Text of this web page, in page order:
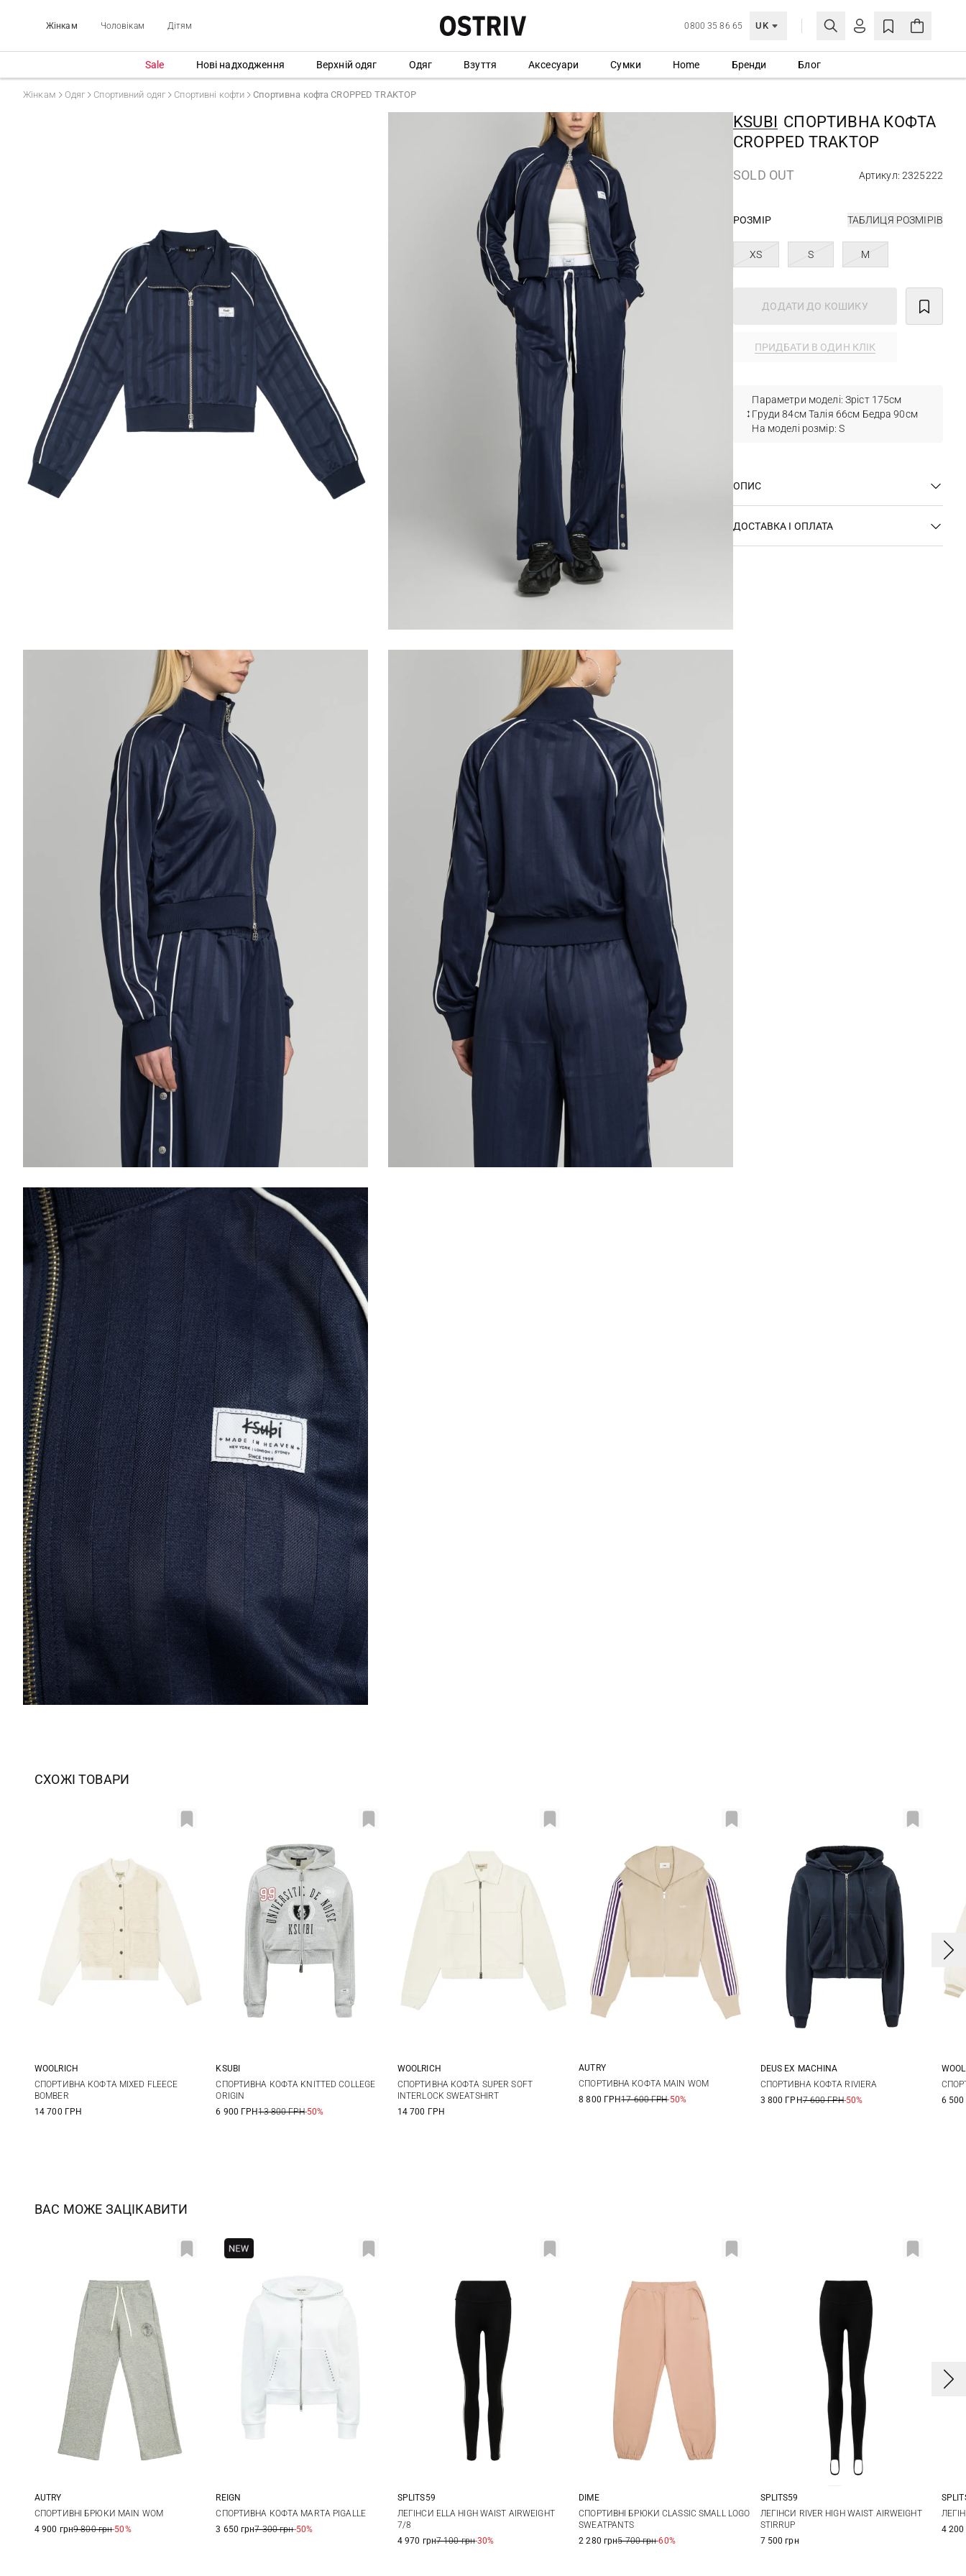
Жінкам Чоловікам Дітям 0800 35 86 65 UK
МОЯ ОБЛІКІВКА
Ще не зареєстровані?
СТВОРИТИ ОБЛІКІВКУ
Sale Нові надходження Верхній одяг Одяг Взуття Аксесуари Сумки Home Бренди Блог
Жінкам Одяг Спортивний одяг Спортивні кофти Cпортивна кофта CROPPED TRAKTOP
KSUBI CПОРТИВНА КОФТА
CROPPED TRAKTOP
SOLD OUT Артикул: 2325222
РОЗМІР ТАБЛИЦЯ РОЗМІРІВ
XS S M
ДОДАТИ ДО КОШИКУ
ПРИДБАТИ В ОДИН КЛІК
Параметри моделі: Зріст 175см
Груди 84см Талія 66см Бедра 90см
На моделі розмір: S
ОПИС
ДОСТАВКА І ОПЛАТА
СХОЖІ ТОВАРИ
S M L
WOOLRICH
СПОРТИВНА КОФТА MIXED FLEECE
BOMBER
14 700 ГРН
XS S M L
KSUBI
СПОРТИВНА КОФТА KNITTED COLLEGE
ORIGIN
6 900 ГРН13 800 ГРН-50%
XS S M
XL
WOOLRICH
СПОРТИВНА КОФТА SUPER SOFT
INTERLOCK SWEATSHIRT
14 700 ГРН
XS S M
AUTRY
СПОРТИВНА КОФТА MAIN WOM
8 800 ГРН17 600 ГРН-50%
XS S M
DEUS EX MACHINА
СПОРТИВНА КОФТА RIVIERA
3 800 ГРН7 600 ГРН-50%
6
ВАС МОЖЕ ЗАЦІКАВИТИ
S M L
AUTRY
СПОРТИВНІ БРЮКИ MAIN WOM
4 900 грн9 800 грн-50%
S
REIGN
СПОРТИВНА КОФТА MARTA PIGALLE
3 650 грн7 300 грн-50%
XS S M L
SPLITS59
ЛЕГІНСИ ELLA HIGH WAIST AIRWEIGHT
7/8
4 970 грн7 100 грн-30%
S M L XL
DIME
СПОРТИВНІ БРЮКИ CLASSIC SMALL LOGO
SWEATPANTS
2 280 грн5 700 грн-60%
XS S M L
SPLITS59
ЛЕГІНСИ RIVER HIGH WAIST AIRWEIGHT
STIRRUP
7 500 грн
4 200